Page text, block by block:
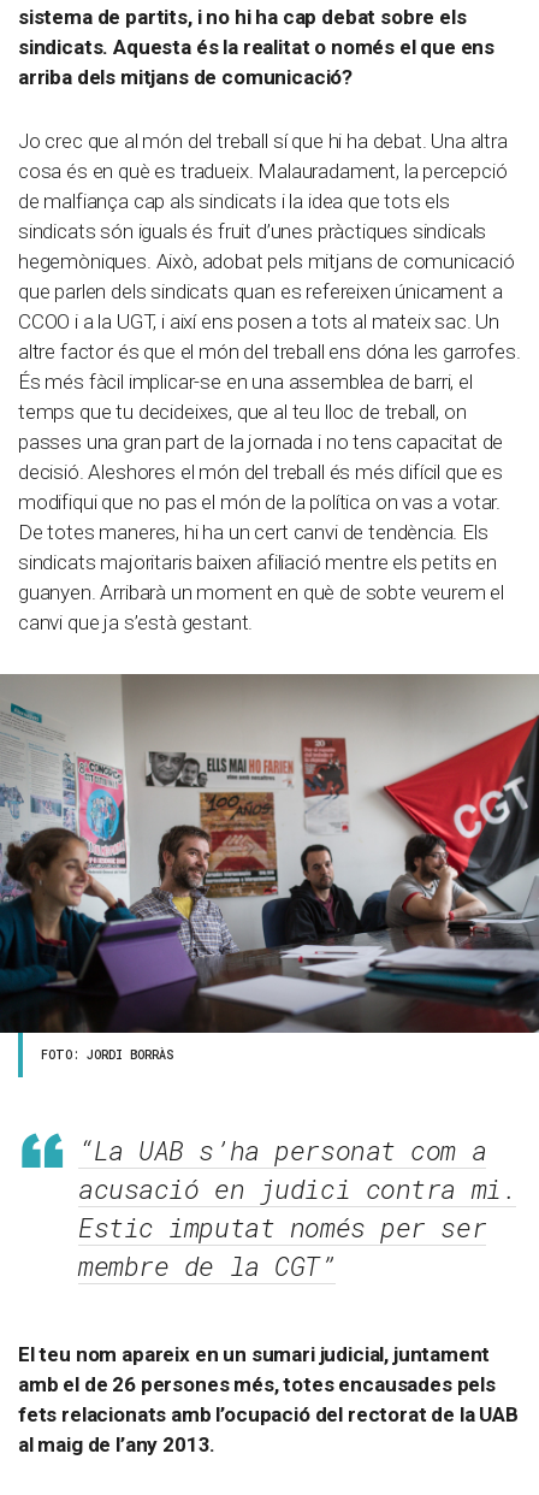
sistema de partits, i no hi ha cap debat sobre els
sindicats. Aquesta és la realitat o només el que ens
arriba dels mitjans de comunicació?
Jo crec que al món del treball sí que hi ha debat. Una altra
cosa és en què es tradueix. Malauradament, la percepció
de malfiança cap als sindicats i la idea que tots els
sindicats són iguals és fruit d’unes pràctiques sindicals
hegemòniques. Això, adobat pels mitjans de comunicació
que parlen dels sindicats quan es refereixen únicament a
CCOO i a la UGT, i així ens posen a tots al mateix sac. Un
altre factor és que el món del treball ens dóna les garrofes.
És més fàcil implicar-se en una assemblea de barri, el
temps que tu decideixes, que al teu lloc de treball, on
passes una gran part de la jornada i no tens capacitat de
decisió. Aleshores el món del treball és més difícil que es
modifiqui que no pas el món de la política on vas a votar.
De totes maneres, hi ha un cert canvi de tendència. Els
sindicats majoritaris baixen afiliació mentre els petits en
guanyen. Arribarà un moment en què de sobte veurem el
canvi que ja s’està gestant.
FOTO: JORDI BORRÀS
“La UAB s’ha personat com a
acusació en judici contra mi.
Estic imputat només per ser
membre de la CGT”
El teu nom apareix en un sumari judicial, juntament
amb el de 26 persones més, totes encausades pels
fets relacionats amb l’ocupació del rectorat de la UAB
al maig de l’any 2013.